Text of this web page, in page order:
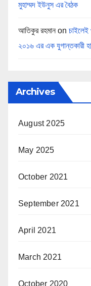
মুহাম্মদ ইউনুস এর বৈঠক
আতিকুর রহমান on
২০১৬ এর এক যুগান্তকারী
Archives
August 2025
May 2025
October 2021
September 2021
April 2021
March 2021
October 2020